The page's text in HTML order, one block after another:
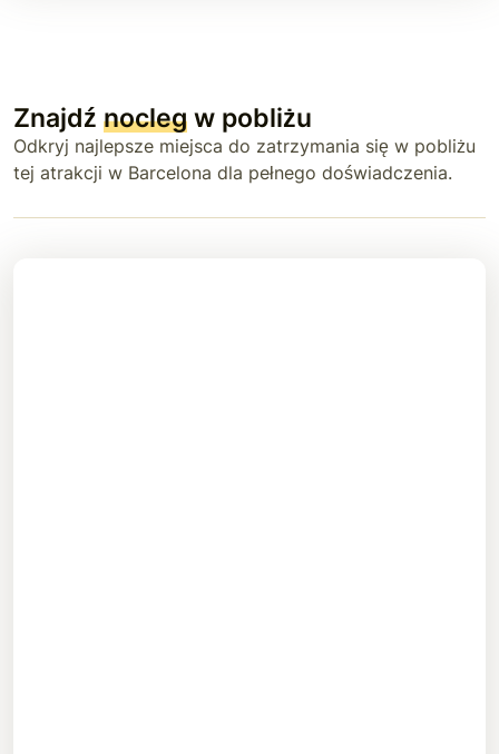
Znajdź nocleg w pobliżu
Odkryj najlepsze miejsca do zatrzymania się w pobliżu
tej atrakcji w Barcelona dla pełnego doświadczenia.